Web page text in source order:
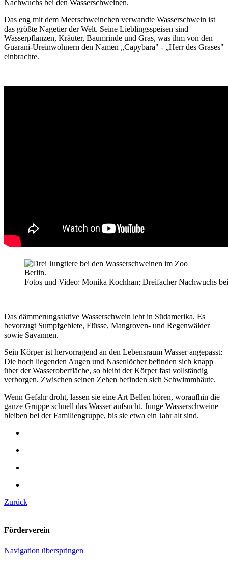
Nachwuchs bei den Wasserschweinen.
Das eng mit dem Meerschweinchen verwandte Wasserschwein ist
das größte Nagetier der Welt. Seine Lieblingsspeisen sind
Wasserpflanzen, Kräuter, Baumrinde und Gras, was ihm von den
Guarani-Ureinwohnern den Namen „Capybara" - „Herr des Grases"
einbrachte.
Fotos und Video: Monika Kochhan; Dreifacher Nachwuchs
Das dämmerungsaktive Wasserschwein lebt in Südamerika. Es
bevorzugt Sumpfgebiete, Flüsse, Mangroven- und Regenwälder
sowie Savannen.
Sein Körper ist hervorragend an den Lebensraum Wasser angepasst:
Die hoch liegenden Augen und Nasenlöcher befinden sich knapp
über der Wasseroberfläche, so bleibt der Körper fast vollständig
verborgen. Zwischen seinen Zehen befinden sich Schwimmhäute.
Wenn Gefahr droht, lassen sie eine Art Bellen hören, woraufhin die
ganze Gruppe schnell das Wasser aufsucht. Junge Wasserschweine
bleiben bei der Familiengruppe, bis sie etwa ein Jahr alt sind.
Zurück
Förderverein
Navigation überspringen